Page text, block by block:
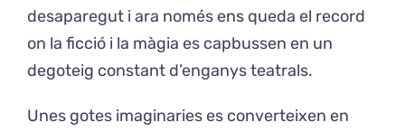
Teatre del Coro
Balla Vallès
desaparegut i ara només ens queda el record
on la ficció i la màgia es capbussen en un
degoteig constant d’enganys teatrals.
Unes gotes imaginaries es converteixen en